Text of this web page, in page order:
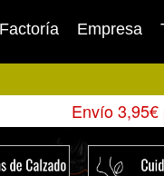
Factoría Empresa
Envío